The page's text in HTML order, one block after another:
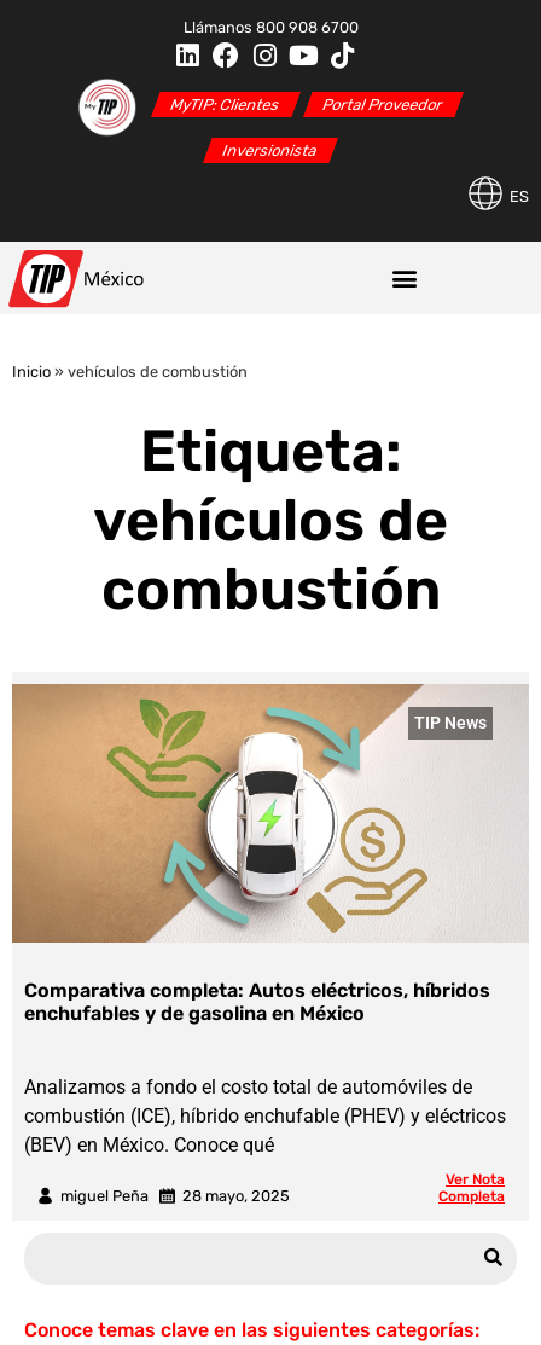
Llámanos 800 908 6700
MyTIP: Clientes Portal Proveedor
Inversionista
ES
Inicio » vehículos de combustión
Etiqueta:
vehículos de
combustión
Comparativa completa: Autos eléctricos, híbridos
enchufables y de gasolina en México
miguel Peña 28 mayo, 2025
TIP News
Analizamos a fondo el costo total de automóviles de
combustión (ICE), híbrido enchufable (PHEV) y eléctricos
(BEV) en México. Conoce qué
Ver Nota
Completa
Conoce temas clave en las siguientes categorías: